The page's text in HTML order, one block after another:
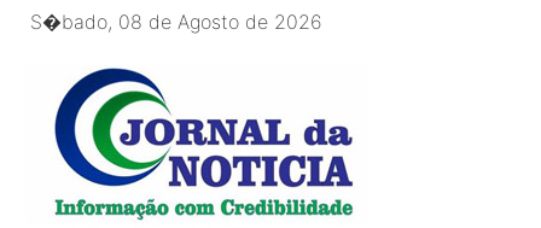
S�bado, 08 de Agosto de 2026